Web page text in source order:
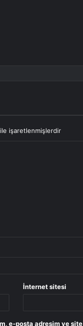
ile işaretlenmişlerdir
İnternet sitesi
e-posta adresim ve